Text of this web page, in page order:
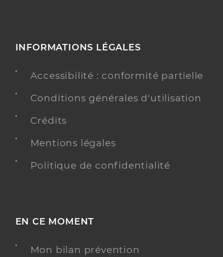
INFORMATIONS LÉGALES
Accessibilité : conformité partielle
Conditions générales d'utilisation
Crédits
Mentions légales
Politique de confidentialité
EN CE MOMENT
Mon bilan prévention